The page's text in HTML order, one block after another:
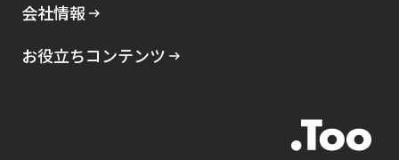
会社情報
お役立ちコンテンツ